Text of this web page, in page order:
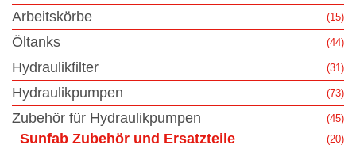
Arbeitskörbe (15)
Öltanks (44)
Hydraulikfilter (31)
Hydraulikpumpen (73)
Zubehör für Hydraulikpumpen (45)
Sunfab Zubehör und Ersatzteile (20)